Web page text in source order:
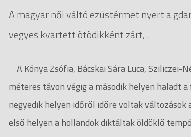
A magyar női váltó ezüstérmet nyert a
vegyes kvartett ötödikként zárt, .
A Kónya Zsófia, Bácskai Sára Luca,
méteres távon végig a második helyen haladt
negyedik helyen időről időre voltak
első helyen a hollandok diktáltak öldöklő